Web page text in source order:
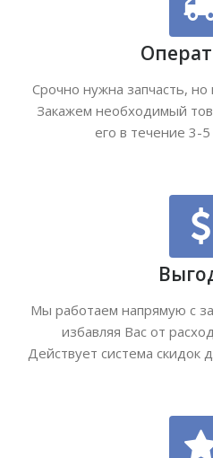
Срочно нужна запчасть, но
Закажем необходимый
его в течение 3-
Мы работаем напрямую с
избавляя Вас от
Действует система скидок